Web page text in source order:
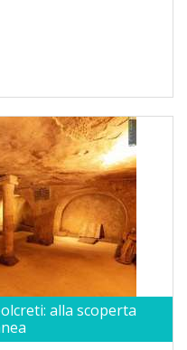
alla scoperta